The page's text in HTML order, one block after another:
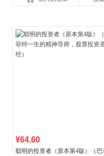
¥64.60
聪明的投资者（原本第4版）（巴